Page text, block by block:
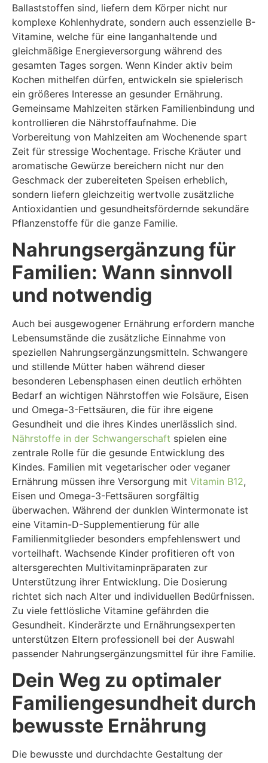
Ballaststoffen sind, liefern dem Körper nicht nur
komplexe Kohlenhydrate, sondern auch essenzielle B-
Vitamine, welche für eine langanhaltende und
gleichmäßige Energieversorgung während des
gesamten Tages sorgen. Wenn Kinder aktiv beim
Kochen mithelfen dürfen, entwickeln sie spielerisch
ein größeres Interesse an gesunder Ernährung.
Gemeinsame Mahlzeiten stärken Familienbindung und
kontrollieren die Nährstoffaufnahme. Die
Vorbereitung von Mahlzeiten am Wochenende spart
Zeit für stressige Wochentage. Frische Kräuter und
aromatische Gewürze bereichern nicht nur den
Geschmack der zubereiteten Speisen erheblich,
sondern liefern gleichzeitig wertvolle zusätzliche
Antioxidantien und gesundheitsfördernde sekundäre
Pflanzenstoffe für die ganze Familie.
Nahrungsergänzung für
Familien: Wann sinnvoll
und notwendig
Auch bei ausgewogener Ernährung erfordern manche
Lebensumstände die zusätzliche Einnahme von
speziellen Nahrungsergänzungsmitteln. Schwangere
und stillende Mütter haben während dieser
besonderen Lebensphasen einen deutlich erhöhten
Bedarf an wichtigen Nährstoffen wie Folsäure, Eisen
und Omega-3-Fettsäuren, die für ihre eigene
Gesundheit und die ihres Kindes unerlässlich sind.
Nährstoffe in der Schwangerschaft spielen eine
zentrale Rolle für die gesunde Entwicklung des
Kindes. Familien mit vegetarischer oder veganer
Ernährung müssen ihre Versorgung mit Vitamin B12,
Eisen und Omega-3-Fettsäuren sorgfältig
überwachen. Während der dunklen Wintermonate ist
eine Vitamin-D-Supplementierung für alle
Familienmitglieder besonders empfehlenswert und
vorteilhaft. Wachsende Kinder profitieren oft von
altersgerechten Multivitaminpräparaten zur
Unterstützung ihrer Entwicklung. Die Dosierung
richtet sich nach Alter und individuellen Bedürfnissen.
Zu viele fettlösliche Vitamine gefährden die
Gesundheit. Kinderärzte und Ernährungsexperten
unterstützen Eltern professionell bei der Auswahl
passender Nahrungsergänzungsmittel für ihre Familie.
Dein Weg zu optimaler
Familiengesundheit durch
bewusste Ernährung
Die bewusste und durchdachte Gestaltung der